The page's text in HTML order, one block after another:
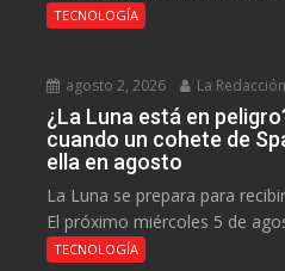
TECNOLOGÍA
agosto 2, 2026 La Redacción
¿La Luna está en
cuando un cohete de
ella en agosto
La Luna se prepara para
El próximo miércoles 5 de
TECNOLOGÍA